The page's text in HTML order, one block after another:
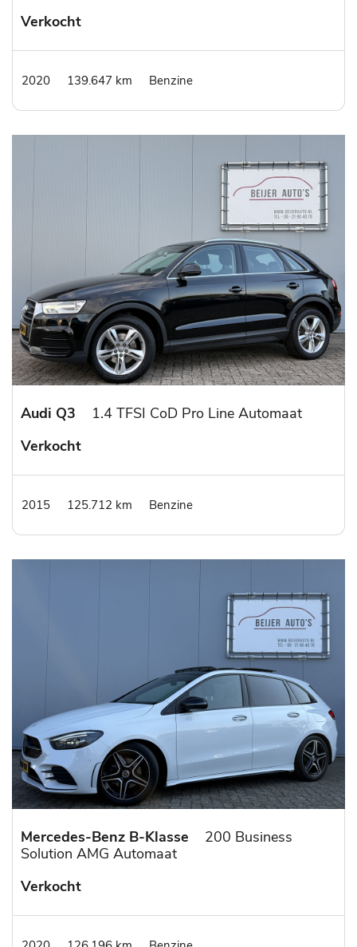
Verkocht
2020 139.647 km Benzine
Audi Q3
1.4 TFSI CoD Pro Line Automaat
Verkocht
2015 125.712 km Benzine
Mercedes-Benz B-Klasse
200 Business
Solution AMG Automaat
Verkocht